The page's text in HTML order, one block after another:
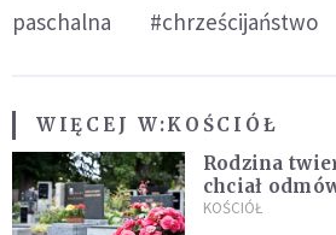
paschalna
#chrześcijaństwo
WIĘCEJ W:KOŚCIÓŁ
Rodzina
chciał
zapowiada
KOŚCIÓŁ